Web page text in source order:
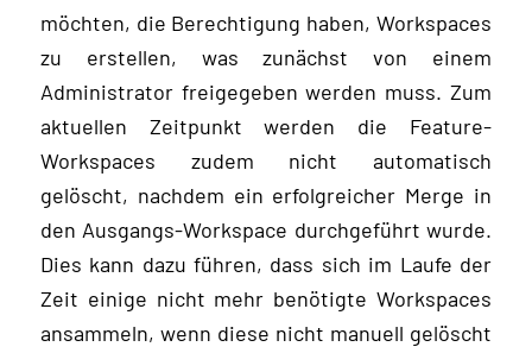
möchten, die Berechtigung haben, Workspaces
zu erstellen, was zunächst von einem
Administrator freigegeben werden muss. Zum
aktuellen Zeitpunkt werden die Feature-
Workspaces zudem nicht automatisch
gelöscht, nachdem ein erfolgreicher Merge in
den Ausgangs-Workspace durchgeführt wurde.
Dies kann dazu führen, dass sich im Laufe der
Zeit einige nicht mehr benötigte Workspaces
ansammeln, wenn diese nicht manuell gelöscht